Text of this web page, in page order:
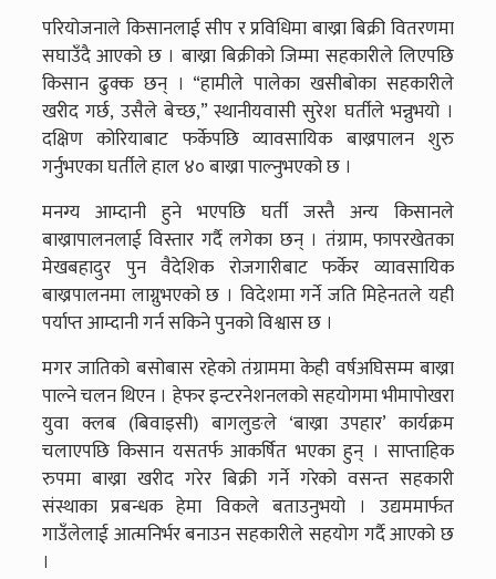
परियोजनाले किसानलाई सीप र प्रविधिमा बाख्रा बिक्री वितरणमा
सघाउँदै आएको छ । बाख्रा बिक्रीको जिम्मा सहकारीले लिएपछि
किसान ढुक्क छन् । “हामीले पालेका खसीबोका सहकारीले
खरीद गर्छ, उसैले बेच्छ,” स्थानीयवासी सुरेश घर्तीले भन्नुभयो ।
दक्षिण कोरियाबाट फर्केपछि व्यावसायिक बाख्रपालन शुरु
गर्नुभएका घर्तीले हाल ४० बाख्रा पाल्नुभएको छ ।
मनग्य आम्दानी हुने भएपछि घर्ती जस्तै अन्य किसानले
बाख्रापालनलाई विस्तार गर्दै लगेका छन् । तंग्राम, फापरखेतका
मेखबहादुर पुन वैदेशिक रोजगारीबाट फर्केर व्यावसायिक
बाख्रपालनमा लाग्नुभएको छ । विदेशमा गर्ने जति मिहेनतले यही
पर्याप्त आम्दानी गर्न सकिने पुनको विश्वास छ ।
मगर जातिको बसोबास रहेको तंग्राममा केही वर्षअघिसम्म बाख्रा
पाल्ने चलन थिएन । हेफर इन्टरनेशनलको सहयोगमा भीमापोखरा
युवा क्लब (बिवाइसी) बागलुङले ‘बाख्रा उपहार’ कार्यक्रम
चलाएपछि किसान यसतर्फ आकर्षित भएका हुन् । साप्ताहिक
रुपमा बाख्रा खरीद गरेर बिक्री गर्ने गरेको वसन्त सहकारी
संस्थाका प्रबन्धक हेमा विकले बताउनुभयो । उद्यममार्फत
गाउँलेलाई आत्मनिर्भर बनाउन सहकारीले सहयोग गर्दै आएको छ
।